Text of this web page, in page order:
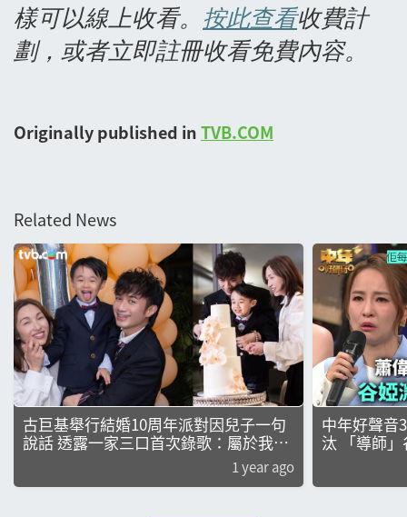
樣可以線上收看。 按此查看收費計
劃，或者立即註冊收看免費內容。
Originally published inTVB.COM
Related News
古巨基舉行結婚10周年派對因兒子一句
說話 透露一家三口首次錄歌：屬於我們
1 year ago
中年好聲音
汰 「導師